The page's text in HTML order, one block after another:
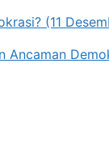
(11
Ancaman